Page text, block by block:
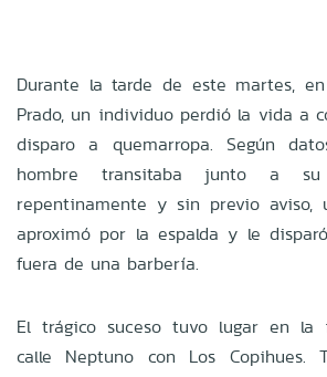
Durante la tarde de este martes,
Prado, un individuo perdió la vida a
disparo a quemarropa. Según
hombre transitaba junto a su
repentinamente y sin previo aviso,
aproximó por la espalda y le
fuera de una barbería.
El trágico suceso tuvo lugar en la
calle Neptuno con Los Copihues.